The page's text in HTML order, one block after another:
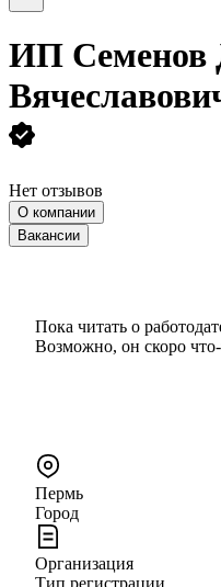
ИП
Нет отзывов
О компании
Вакансии
Пока читать о
Возможно, он скоро
Пермь
Город
Организация
Тип регистрации